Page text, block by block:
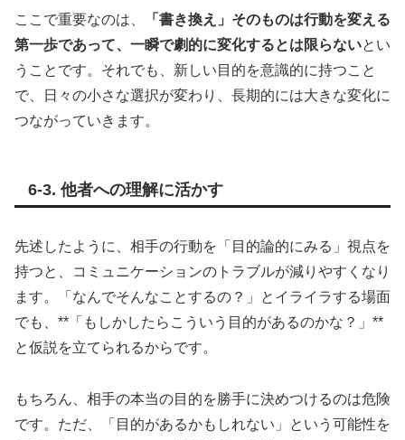
ここで重要なのは、
「書き換え」そのものは行動を変える
第一歩であって、一瞬で劇的に変化するとは限らないとい
うことです。それでも、新しい目的を意識的に持つこと
で、日々の小さな選択が変わり、長期的には大きな変化に
つながっていきます。
6-3. 他者への理解に活かす
先述したように、相手の行動を「目的論的にみる」視点を
持つと、コミュニケーションのトラブルが減りやすくなり
ます。「なんでそんなことするの？」とイライラする場面
でも、**「もしかしたらこういう目的があるのかな？」**
と仮説を立てられるからです。
もちろん、相手の本当の目的を勝手に決めつけるのは危険
です。ただ、「目的があるかもしれない」という可能性を